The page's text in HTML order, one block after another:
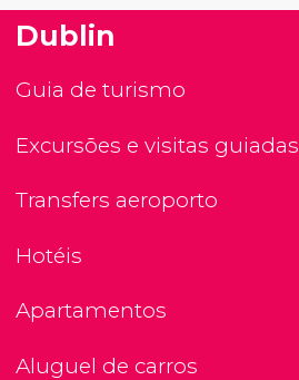
Dublin
Guia de turismo
Excursões e visitas guiadas
Transfers aeroporto
Hotéis
Apartamentos
Aluguel de carros